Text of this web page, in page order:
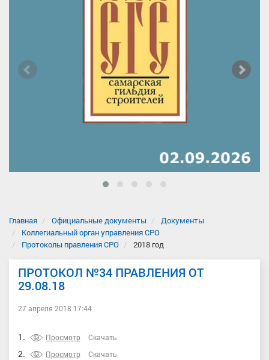
Главная Официальные документы
Документы
Коллегиальный орган управления СРО
Протоколы правления СРО
2018 год
ПРОТОКОЛ №34 ПРАВЛЕНИЯ ОТ
29.08.18
27 апреля 2018 17:44
1. Просмотр Скачать
2. Просмотр Скачать